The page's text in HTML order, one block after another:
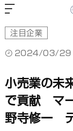
注目企業
2024/03/29
小売業の未
で貢献 マ
野寺修一